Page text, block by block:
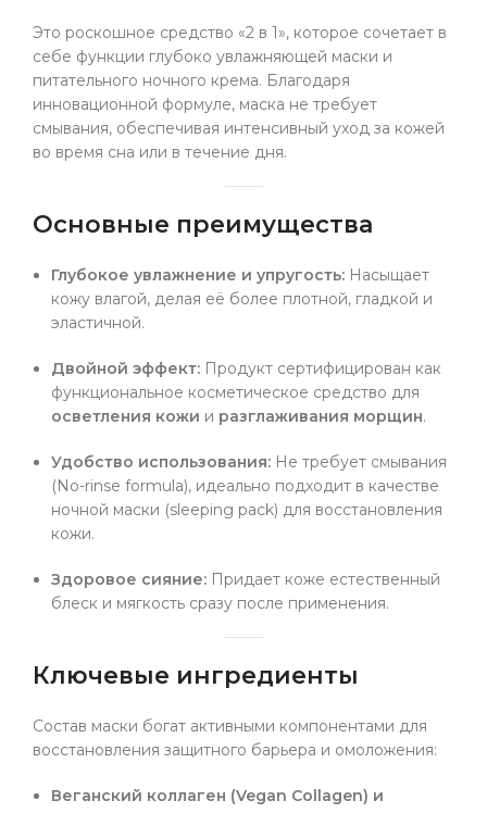
Это роскошное средство «2 в 1», которое сочетает в
себе функции глубоко увлажняющей маски и
питательного ночного крема. Благодаря
инновационной формуле, маска не требует
смывания, обеспечивая интенсивный уход за кожей
во время сна или в течение дня.
Основные преимущества
Глубокое увлажнение и упругость: Насыщает
кожу влагой, делая её более плотной, гладкой и
эластичной.
Двойной эффект: Продукт сертифицирован как
функциональное косметическое средство для
осветления кожи и разглаживания морщин.
Удобство использования: Не требует смывания
(No-rinse formula), идеально подходит в качестве
ночной маски (sleeping pack) для восстановления
кожи.
Здоровое сияние: Придает коже естественный
блеск и мягкость сразу после применения.
Ключевые ингредиенты
Состав маски богат активными компонентами для
восстановления защитного барьера и омоложения:
Веганский коллаген (Vegan Collagen) и